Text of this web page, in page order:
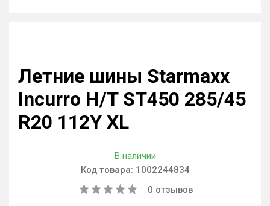
Летние шины Starmaxx
Incurro H/T ST450 285/45
R20 112Y XL
В наличии
Код товара: 1002244834
0 отзывов